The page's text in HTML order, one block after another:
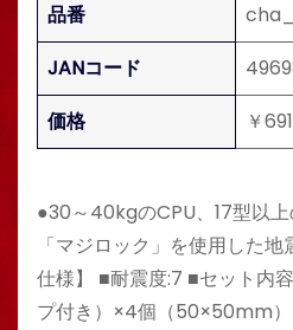
品番
JANコード
価格
￥691
●30～40kgのCPU、17型以
「マジロック」を使用した
仕様】 ■耐震度:7 ■セット内
プ付き）×4個（50×50mm）